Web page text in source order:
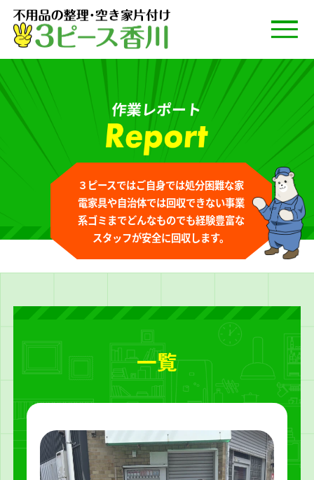
３ピースではご自身では処分困難な家
電家具や自治体では回収できない事業
系ゴミまでどんなものでも経験豊富な
スタッフが安全に回収します。
一覧